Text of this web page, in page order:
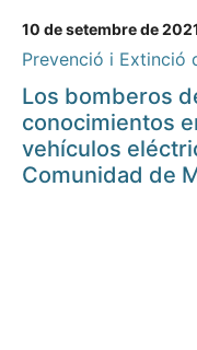
10 de setembre de
Prevenció i Extinció
Los bomberos
conocimientos
vehículos
Comunidad de